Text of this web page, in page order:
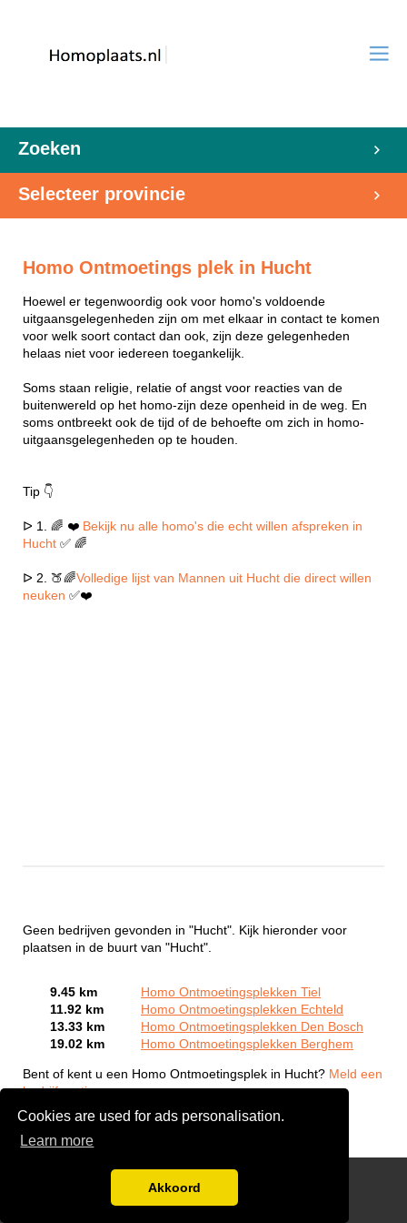
Cookies are used for ads personalisation.
Learn more
Akkoord
Zoeken
Selecteer provincie
Homo Ontmoetings plek in Hucht
Hoewel er tegenwoordig ook voor homo's voldoende
uitgaansgelegenheden zijn om met elkaar in contact te komen
voor welk soort contact dan ook, zijn deze gelegenheden
helaas niet voor iedereen toegankelijk.
Soms staan religie, relatie of angst voor reacties van de
buitenwereld op het homo-zijn deze openheid in de weg. En
soms ontbreekt ook de tijd of de behoefte om zich in homo-
uitgaansgelegenheden op te houden.
Tip 👇
ᐅ 1. 🌈 ❤️ Bekijk nu alle homo's die echt willen afspreken in
Hucht ✅ 🌈
ᐅ 2. 🍑🌈Volledige lijst van Mannen uit Hucht die direct willen
neuken ✅❤️
Geen bedrijven gevonden in "Hucht". Kijk hieronder voor
plaatsen in de buurt van "Hucht".
9.45 km
Homo Ontmoetingsplekken Tiel
11.92 km
Homo Ontmoetingsplekken Echteld
13.33 km
Homo Ontmoetingsplekken Den Bosch
19.02 km
Homo Ontmoetingsplekken Berghem
Bent of kent u een Homo Ontmoetingsplek in Hucht? Meld een
bedrijf gratis aan